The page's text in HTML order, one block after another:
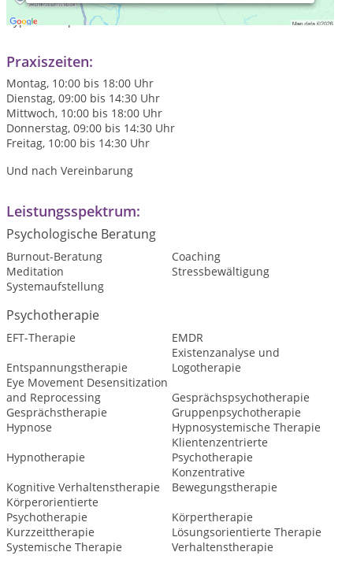
Zu diesem Zweck benutze ich ein systemisch-
hypnotherapeutisches Verfahren.
Praxiszeiten:
Montag, 10:00 bis 18:00 Uhr
Dienstag, 09:00 bis 14:30 Uhr
Mittwoch, 10:00 bis 18:00 Uhr
Donnerstag, 09:00 bis 14:30 Uhr
Freitag, 10:00 bis 14:30 Uhr
Und nach Vereinbarung
Leistungsspektrum:
Psychologische Beratung
Burnout-Beratung
Coaching
Meditation
Stressbewältigung
Systemaufstellung
Psychotherapie
EFT-Therapie
EMDR
Entspannungstherapie
Existenzanalyse und
Logotherapie
Eye Movement Desensitization
and Reprocessing
Gesprächspsychotherapie
Gesprächstherapie
Gruppenpsychotherapie
Hypnose
Hypnosystemische Therapie
Hypnotherapie
Klientenzentrierte
Psychotherapie
Kognitive Verhaltenstherapie
Konzentrative
Bewegungstherapie
Körperorientierte
Psychotherapie
Körpertherapie
Kurzzeittherapie
Lösungsorientierte Therapie
Systemische Therapie
Verhaltenstherapie